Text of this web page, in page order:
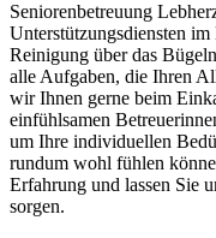
Seniorenbetreuung
Unterstützungsdiensten
Reinigung über das
alle Aufgaben, die Ihren
wir Ihnen gerne beim
einfühlsamen
um Ihre individuellen
rundum wohl fühlen
Erfahrung und lassen Sie
sorgen.